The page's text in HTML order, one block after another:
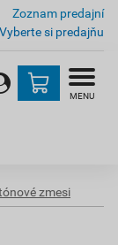
Zoznam predajní
Vyberte si predajňu
MENU
zmesi